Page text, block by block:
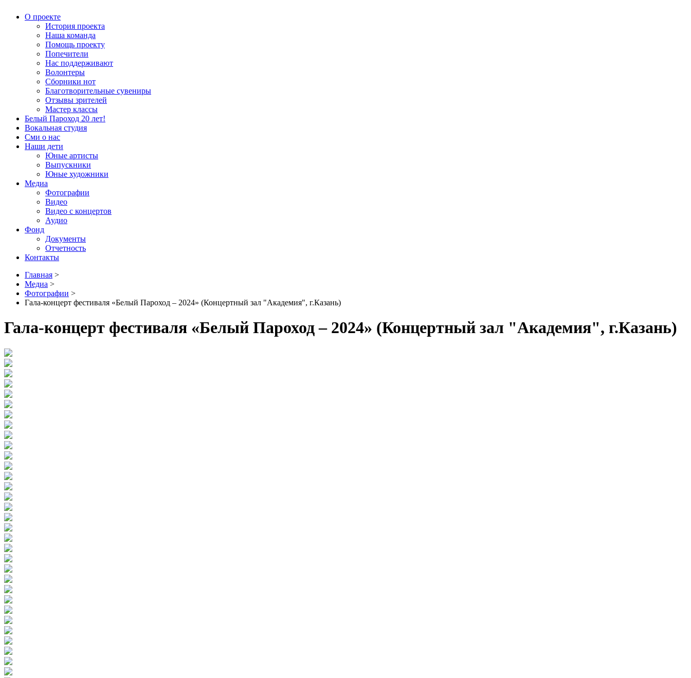
О проекте
История проекта
Наша команда
Помощь проекту
Попечители
Нас поддерживают
Волонтеры
Сборники нот
Благотворительные сувениры
Отзывы зрителей
Мастер классы
Белый Пароход 20 лет!
Вокальная студия
Сми о нас
Наши дети
Юные артисты
Выпускники
Юные художники
Медиа
Фотографии
Видео
Видео с концертов
Аудио
Фонд
Документы
Отчетность
Контакты
Главная >
Медиа >
Фотографии >
Гала-концерт фестиваля «Белый Пароход – 2024» (Концертный зал "Академия", г.Казань)
Гала-концерт фестиваля «Белый Пароход – 2024» (Концертный зал "Академия", г.Казань)